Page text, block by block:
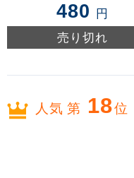
480 円
売り切れ
人気 第 18位